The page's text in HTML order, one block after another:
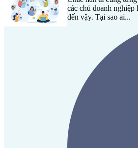
các chủ doanh nghiệp
đến vậy. Tại sao ai...